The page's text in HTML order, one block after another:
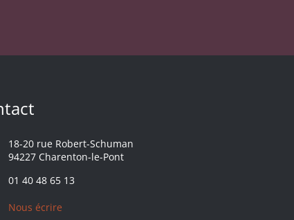
18-20 rue Robert-Schuman
94227 Charenton-le-Pont
01 40 48 65 13
Nous écrire